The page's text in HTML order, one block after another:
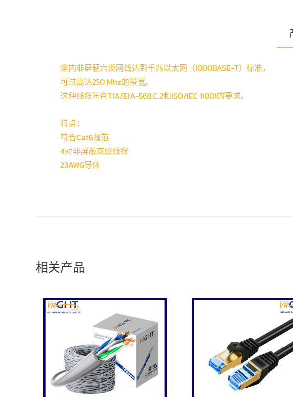
室内非屏蔽六类网线达到千兆以太网（1000BASE-T）标准，
可过高达250 Mhz的带宽，
这种线缆符合TIA/EIA-568.C.2和ISO/IEC 11801的要求。
特点：
符合Cat6规范
4对非屏蔽双绞线缆
23AWG导体
相关产品